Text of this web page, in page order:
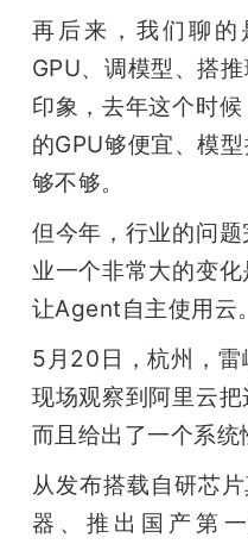
课
活
动
心
GAIR
专
再后来，我们聊
GPU、调模型、搭
印象，去年这个时
的GPU够便宜、模
够不够。
但今年，行业的问
业一个非常大的变
让Agent自主使用云。
5月20日，杭州，雷
现场观察到阿里云把
而且给出了一个系统
从发布搭载自研芯
器、推出国产第